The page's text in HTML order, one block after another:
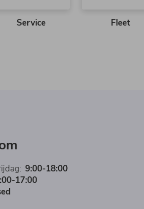
Service Fleet
9:00-18:00
17:00